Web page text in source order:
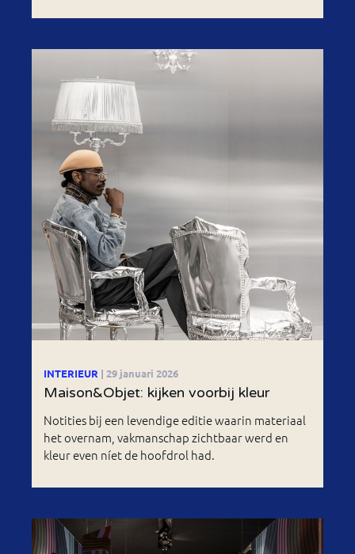
INTERIEUR | 29 januari 2026
Maison&Objet: kijken voorbij kleur
Notities bij een levendige editie waarin materiaal
het overnam, vakmanschap zichtbaar werd en
kleur even níet de hoofdrol had.